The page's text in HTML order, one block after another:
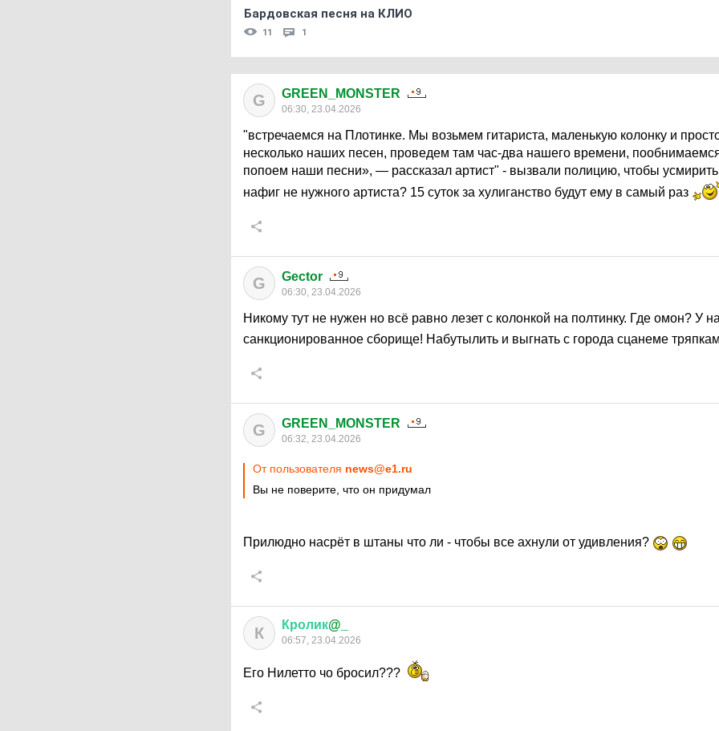
Бардовская песня на КЛИО
11 1
G GREEN_MONSTER
06:30, 23.04.2026
"встречаемся на Плотинке. Мы возьмем гитариста, маленькую колонку и
несколько наших песен, проведем там час-два нашего времени,
попоем наши песни», — рассказал артист" - вызвали полицию, чтобы усмирить
нафиг не нужного артиста? 15 суток за хулиганство будут ему в самый раз
G Gector
06:30, 23.04.2026
Никому тут не нужен но всё равно лезет с колонкой на полтинку. Где омон? У
санкционированное сборище! Набутылить и выгнать с города сцанеме
G GREEN_MONSTER
06:32, 23.04.2026
От пользователя news@e1.ru
Вы не поверите, что он придумал
Прилюдно насрёт в штаны что ли - чтобы все ахнули от удивления?
К Кролик@_
06:57, 23.04.2026
Его Нилетто чо бросил???